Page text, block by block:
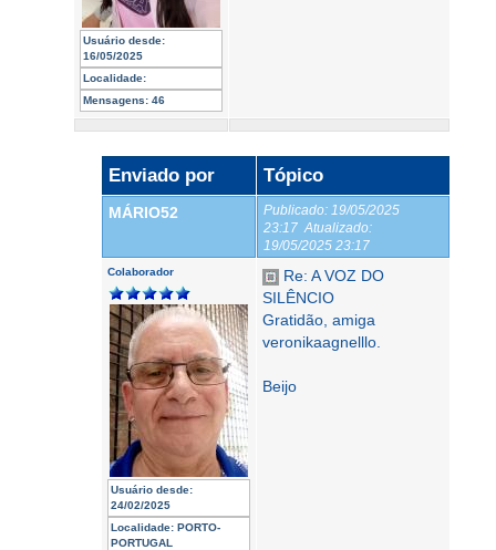
Usuário desde:
16/05/2025
Localidade:
Mensagens: 46
Enviado por Tópico
MÁRIO52 Publicado: 19/05/2025
23:17 Atualizado:
19/05/2025 23:17
Colaborador
Usuário desde:
24/02/2025
Localidade: PORTO-
PORTUGAL
Re: A VOZ DO
SILÊNCIO
Gratidão, amiga
veronikaagnelllo.
Beijo